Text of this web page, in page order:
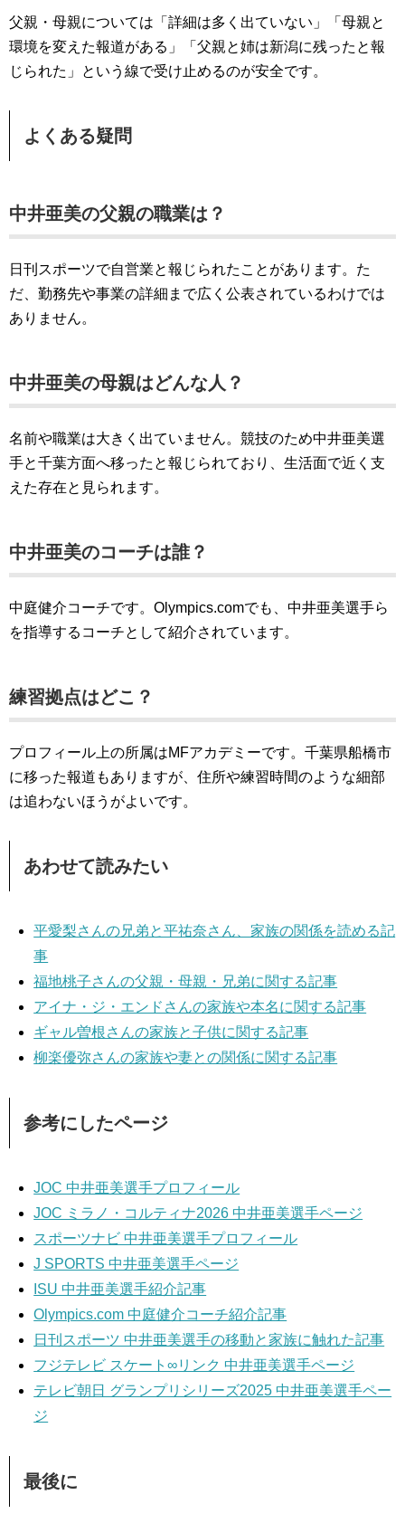
父親・母親については「詳細は多く出ていない」「母親と
環境を変えた報道がある」「父親と姉は新潟に残ったと報
じられた」という線で受け止めるのが安全です。
よくある疑問
中井亜美の父親の職業は？
日刊スポーツで自営業と報じられたことがあります。た
だ、勤務先や事業の詳細まで広く公表されているわけでは
ありません。
中井亜美の母親はどんな人？
名前や職業は大きく出ていません。競技のため中井亜美選
手と千葉方面へ移ったと報じられており、生活面で近く支
えた存在と見られます。
中井亜美のコーチは誰？
中庭健介コーチです。Olympics.comでも、中井亜美選手ら
を指導するコーチとして紹介されています。
練習拠点はどこ？
プロフィール上の所属はMFアカデミーです。千葉県船橋市
に移った報道もありますが、住所や練習時間のような細部
は追わないほうがよいです。
あわせて読みたい
平愛梨さんの兄弟と平祐奈さん、家族の関係を読める記
事
福地桃子さんの父親・母親・兄弟に関する記事
アイナ・ジ・エンドさんの家族や本名に関する記事
ギャル曽根さんの家族と子供に関する記事
柳楽優弥さんの家族や妻との関係に関する記事
参考にしたページ
JOC 中井亜美選手プロフィール
JOC ミラノ・コルティナ2026 中井亜美選手ページ
スポーツナビ 中井亜美選手プロフィール
J SPORTS 中井亜美選手ページ
ISU 中井亜美選手紹介記事
Olympics.com 中庭健介コーチ紹介記事
日刊スポーツ 中井亜美選手の移動と家族に触れた記事
フジテレビ スケート∞リンク 中井亜美選手ページ
テレビ朝日 グランプリシリーズ2025 中井亜美選手ペー
ジ
最後に